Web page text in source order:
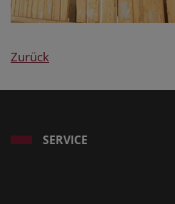
Zurück
SERVICE